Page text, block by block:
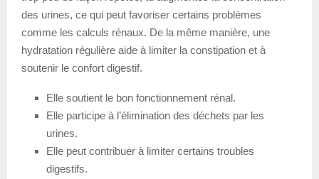
des urines, ce qui peut favoriser certains problèmes
comme les calculs rénaux. De la même manière, une
hydratation régulière aide à limiter la constipation et à
soutenir le confort digestif.
Elle soutient le bon fonctionnement rénal.
Elle participe à l’élimination des déchets par les
urines.
Elle peut contribuer à limiter certains troubles
digestifs.